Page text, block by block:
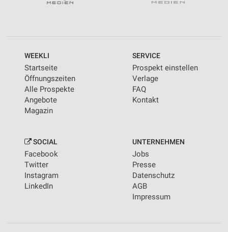
WEEKLI
Startseite
Öffnungszeiten
Alle Prospekte
Angebote
Magazin
SERVICE
Prospekt einstellen
Verlage
FAQ
Kontakt
SOCIAL
Facebook
Twitter
Instagram
LinkedIn
UNTERNEHMEN
Jobs
Presse
Datenschutz
AGB
Impressum